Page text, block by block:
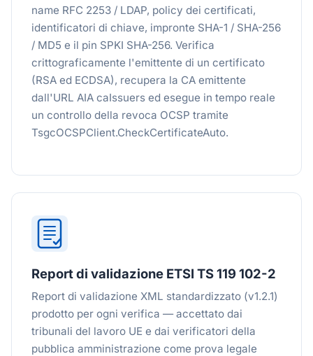
name RFC 2253 / LDAP, policy dei certificati,
identificatori di chiave, impronte SHA-1 / SHA-256
/ MD5 e il pin SPKI SHA-256. Verifica
crittograficamente l'emittente di un certificato
(RSA ed ECDSA), recupera la CA emittente
dall'URL AIA caIssuers ed esegue in tempo reale
un controllo della revoca OCSP tramite
TsgcOCSPClient.CheckCertificateAuto.
Report di validazione ETSI TS 119 102-2
Report di validazione XML standardizzato (v1.2.1)
prodotto per ogni verifica — accettato dai
tribunali del lavoro UE e dai verificatori della
pubblica amministrazione come prova legale